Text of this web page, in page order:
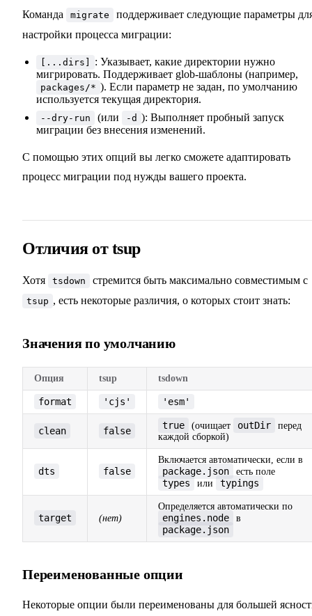
Команда migrate
поддерживает следующие параметры
настройки процесса миграции:
[...dirs]
: Указывает, какие директории нужно
мигрировать. Поддерживает glob‑шаблоны (например,
packages/* ). Если параметр не задан, по умолчанию
используется текущая директория.
--dry-run (или -d ): Выполняет пробный запуск
миграции без внесения изменений.
С помощью этих опций вы легко сможете адаптировать
процесс миграции под нужды вашего проекта.
Отличия от tsup
Хотя tsdown стремится быть максимально совместимым с
tsup , есть некоторые различия, о которых стоит знать:
Значения по умолчанию
Опция tsup tsdown
format 'cjs' 'esm'
clean false true (очищает outDir
перед
каждой сборкой)
dts false
Включается автоматически, если в
package.json есть поле
types или typings
target (нет)
Определяется автоматически по
engines.node в
package.json
Переименованные опции
Некоторые опции были переименованы для большей